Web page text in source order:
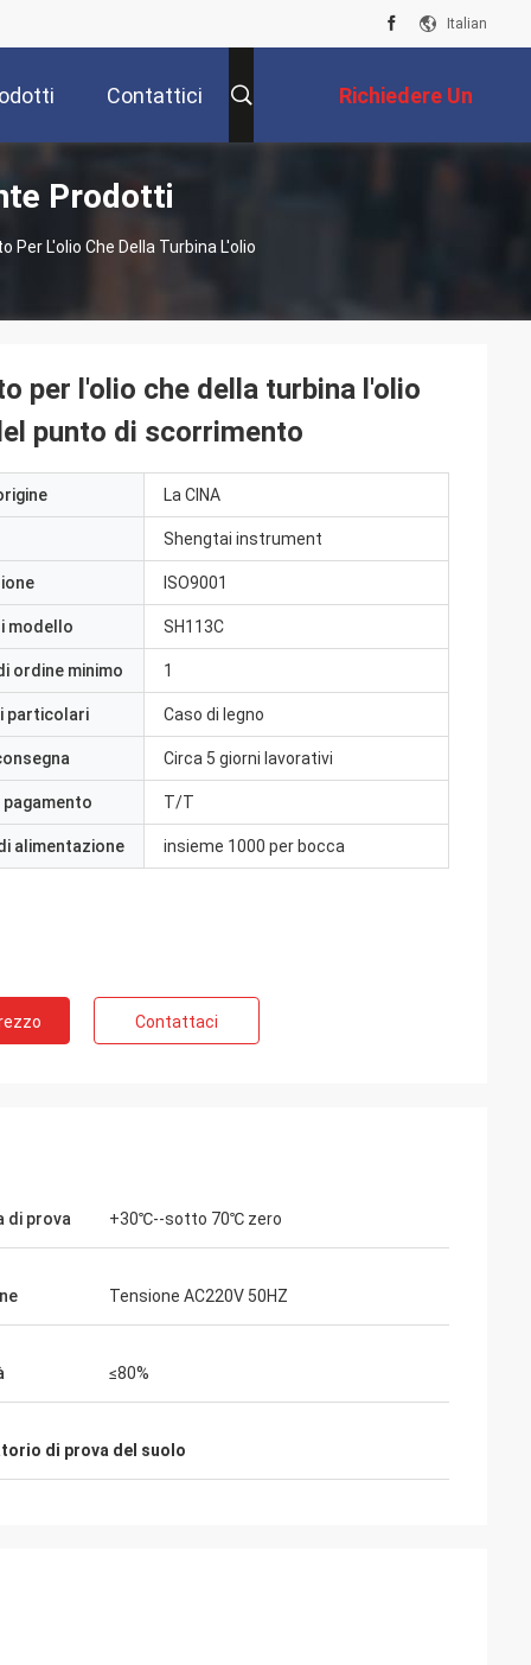
Italian
Contattici Richiedere Un
Preventivo
Prodotti
L'olio Che Della Turbina L'olio
per l'olio che della turbina l'olio
punto di scorrimento
La CINA
Shengtai instrument
ISO9001
modello SH113C
ordine minimo 1
particolari Caso di legno
Circa 5 giorni lavorativi
pagamento T/T
alimentazione insieme 1000 per bocca
Contattaci
di prova +30℃--sotto 70℃ zero
Tensione AC220V 50HZ
≤80%
di prova del suolo